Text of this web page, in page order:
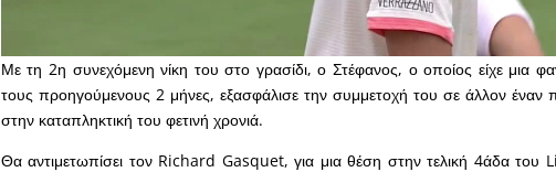
Με τη 2η συνεχόμενη νίκη του στο γρασίδι, ο Στέφανος, ο οποίος είχε μια
τους προηγούμενους 2 μήνες, εξασφάλισε την συμμετοχή του σε άλλον έναν
στην καταπληκτική του φετινή χρονιά.
Θα αντιμετωπίσει τον Richard Gasquet, για μια θέση στην τελική 4άδα του